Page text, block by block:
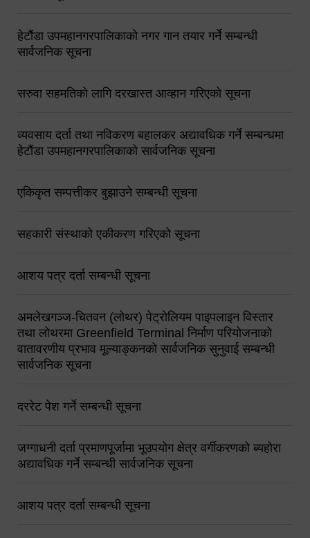
हेटौंडा उपमहानगरपालिकाको नगर गान तयार गर्ने सम्बन्धी
सार्वजनिक सूचना
सरुवा सहमतिको लागि दरखास्त आव्हान गरिएको सूचना
व्यवसाय दर्ता तथा नविकरण बहालकर अद्यावधिक गर्ने सम्बन्धमा
हेटौंडा उपमहानगरपालिकाको सार्वजनिक सूचना
एकिकृत सम्पत्तीकर बुझाउने सम्बन्धी सूचना
सहकारी संस्थाको एकीकरण गरिएको सूचना
आशय पत्र दर्ता सम्बन्धी सूचना
अमलेखगञ्ज-चितवन (लोथर) पेट्रोलियम पाइपलाइन विस्तार
तथा लोथरमा Greenfield Terminal निर्माण परियोजनाको
वातावरणीय प्रभाव मूल्याङ्कनको सार्वजनिक सुनुवाई सम्बन्धी
सार्वजनिक सूचना
दररेट पेश गर्ने सम्बन्धी सूचना
जग्गाधनी दर्ता प्रमाणपूर्जामा भूउपयोग क्षेत्र वर्गीकरणको ब्यहोरा
अद्यावधिक गर्ने सम्बन्धी सार्वजनिक सूचना
आशय पत्र दर्ता सम्बन्धी सूचना